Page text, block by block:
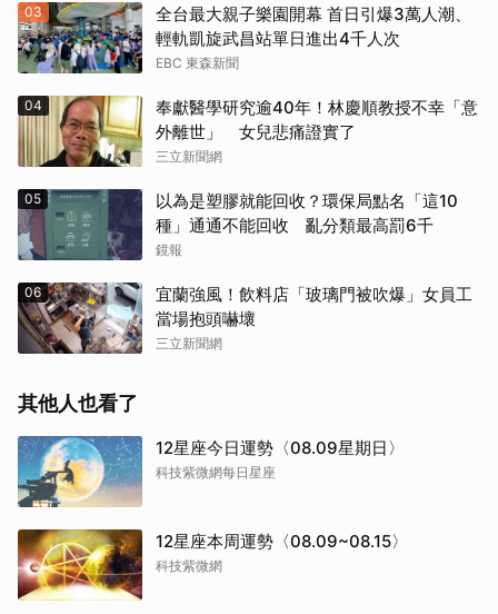
03
全台最大親子樂園開幕 首日引爆3萬人潮、
輕軌凱旋武昌站單日進出4千人次
EBC 東森新聞
04
奉獻醫學研究逾40年！林慶順教授不幸「意
外離世」 女兒悲痛證實了
三立新聞網
05
以為是塑膠就能回收？環保局點名「這10
種」通通不能回收 亂分類最高罰6千
鏡報
06
宜蘭強風！飲料店「玻璃門被吹爆」女員工
當場抱頭嚇壞
三立新聞網
其他人也看了
12星座今日運勢〈08.09星期日〉
科技紫微網每日星座
12星座本周運勢〈08.09~08.15〉
科技紫微網